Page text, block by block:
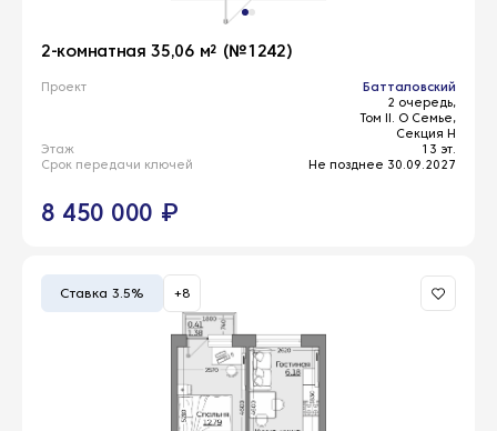
2-комнатная 35,06 м² (№1242)
Проект
Батталовский
2 очередь,
Том II. О Семье,
Секция Н
Этаж
13 эт.
Срок передачи ключей
Не позднее 30.09.2027
8 450 000 ₽
Ставка 3.5% +8